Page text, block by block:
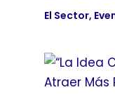
El Sector,